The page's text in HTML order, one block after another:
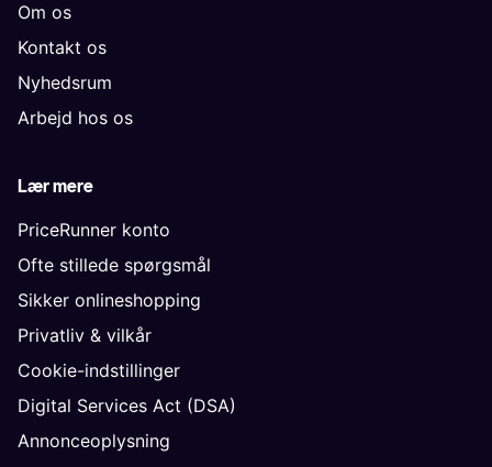
Om os
Kontakt os
Nyhedsrum
Arbejd hos os
Lær mere
PriceRunner konto
Ofte stillede spørgsmål
Sikker onlineshopping
Privatliv & vilkår
Cookie-indstillinger
Digital Services Act (DSA)
Annonceoplysning